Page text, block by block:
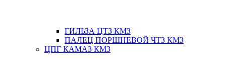
ГИЛЬЗА ЦТЗ КМЗ
ПАЛЕЦ ПОРШНЕВОЙ ЧТЗ КМЗ
ЦПГ КАМАЗ КМЗ